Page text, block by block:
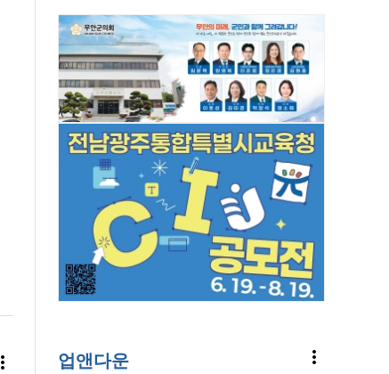
more_vert 업앤다운 more_vert